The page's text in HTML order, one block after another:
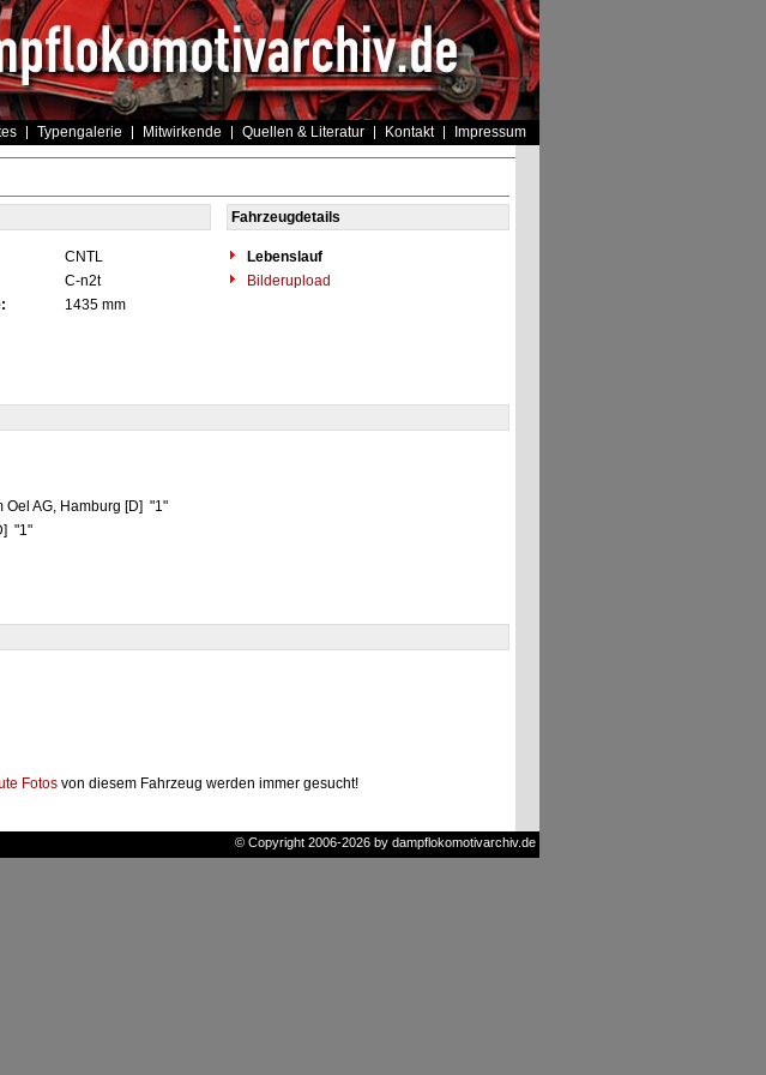
Typengalerie Mitwirkende Quellen & Literatur Kontakt Impressum
Fahrzeugdetails
CNTL
Lebenslauf
C-n2t
Bilderupload
1435 mm
Oel AG, Hamburg [D] "1"
"1"
Fotos von diesem Fahrzeug werden immer gesucht!
© Copyright 2006-2026 by dampflokomotivarchiv.de